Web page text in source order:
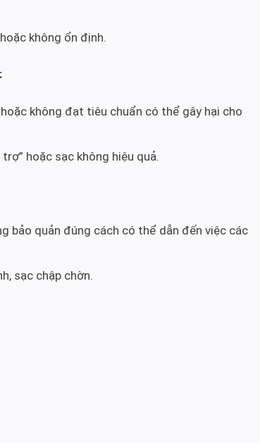
không ổn định.
không đạt tiêu chuẩn có thể gây hại cho
hoặc sạc không hiệu quả.
bảo quản đúng cách có thể dẫn đến việc các
sạc chập chờn.